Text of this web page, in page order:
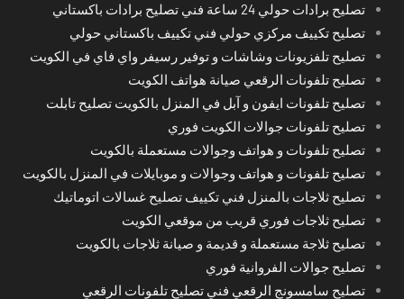
تصليح برادات حولي 24 ساعة فني تصليح برادات باكستاني
تصليح تكييف مركزي حولي فني تكييف باكستاني حولي
تصليح تلفزيونات وشاشات و توفير رسيفر واي فاي في الكويت
تصليح تلفونات الرقعي صيانة هواتف الكويت
تصليح تلفونات ايفون و آبل في المنزل بالكويت تصليح تابلت
تصليح تلفونات جوالات الكويت فوري
تصليح تلفونات و هواتف وجوالات مستعملة بالكويت
تصليح تلفونات و هواتف وجوالات و موبايلات في المنزل بالكويت
تصليح ثلاجات بالمنزل فني تكييف تصليح غسالات اتوماتيك
تصليح ثلاجات فوري قريب من موقعي الكويت
تصليح ثلاجة مستعملة و قديمة و صيانة ثلاجات بالكويت
تصليح جوالات الفروانية فوري
تصليح سامسونج الرقعي فني تصليح تلفونات الرقعي